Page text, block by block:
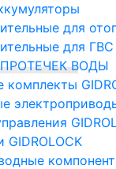
для
для ГВС
ВОДЫ
комплекты
GIDROLOCK